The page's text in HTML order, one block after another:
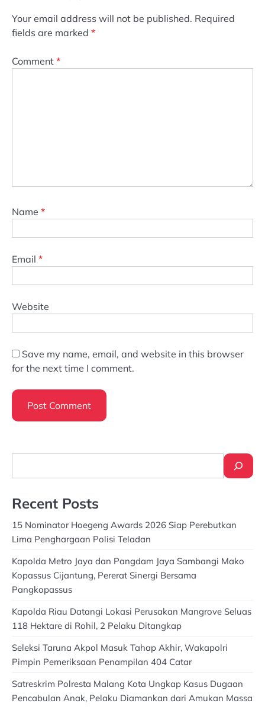
Your email address will not be published. Required
fields are marked *
Comment *
Name *
Email *
Website
Save my name, email, and website in this browser
for the next time I comment.
Recent Posts
15 Nominator Hoegeng Awards 2026 Siap Perebutkan
Lima Penghargaan Polisi Teladan
Kapolda Metro Jaya dan Pangdam Jaya Sambangi Mako
Kopassus Cijantung, Pererat Sinergi Bersama
Pangkopassus
Kapolda Riau Datangi Lokasi Perusakan Mangrove Seluas
118 Hektare di Rohil, 2 Pelaku Ditangkap
Seleksi Taruna Akpol Masuk Tahap Akhir, Wakapolri
Pimpin Pemeriksaan Penampilan 404 Catar
Satreskrim Polresta Malang Kota Ungkap Kasus Dugaan
Pencabulan Anak, Pelaku Diamankan dari Amukan Massa